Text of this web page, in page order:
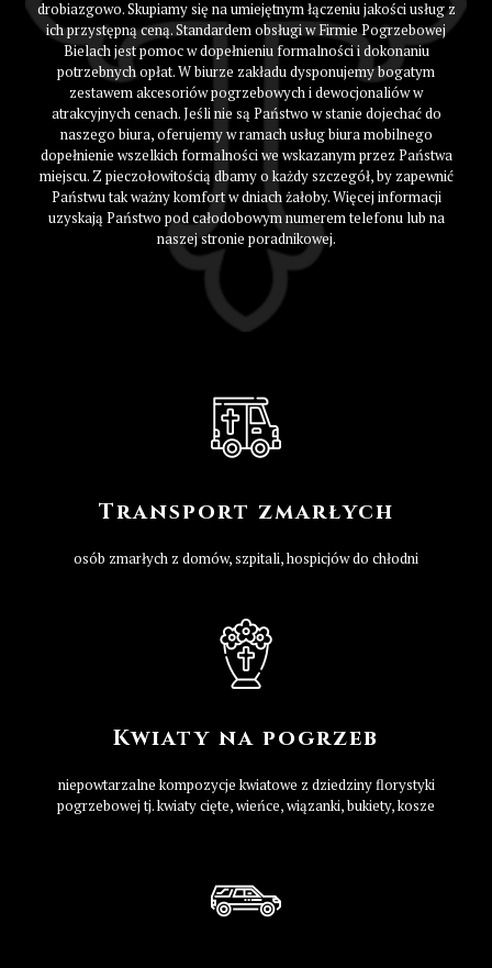
drobiazgowo. Skupiamy się na umiejętnym łączeniu jakości usług z
ich przystępną ceną. Standardem obsługi w Firmie Pogrzebowej
Bielach jest pomoc w dopełnieniu formalności i dokonaniu
potrzebnych opłat. W biurze zakładu dysponujemy bogatym
zestawem akcesoriów pogrzebowych i dewocjonaliów w
atrakcyjnych cenach. Jeśli nie są Państwo w stanie dojechać do
naszego biura, oferujemy w ramach usług biura mobilnego
dopełnienie wszelkich formalności we wskazanym przez Państwa
miejscu. Z pieczołowitością dbamy o każdy szczegół, by zapewnić
Państwu tak ważny komfort w dniach żałoby. Więcej informacji
uzyskają Państwo pod całodobowym numerem telefonu lub na
naszej stronie poradnikowej.
Transport zmarłych
osób zmarłych z domów, szpitali, hospicjów do chłodni
Kwiaty na pogrzeb
niepowtarzalne kompozycje kwiatowe z dziedziny florystyki
pogrzebowej tj. kwiaty cięte, wieńce, wiązanki, bukiety, kosze